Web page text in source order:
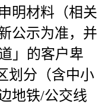
明材料（相关
公示为准，并
」的客户卑
划分（含中小
地铁/公交线